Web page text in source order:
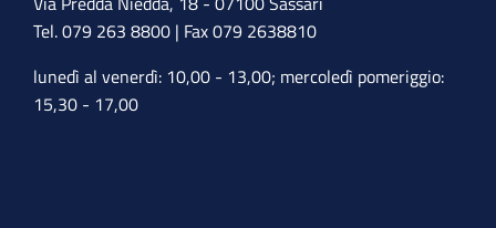
Tel. 079 263 8800 | Fax 079 2638810
lunedì al venerdì: 10,00 - 13,00; mercoledì pomeriggio:
15,30 - 17,00